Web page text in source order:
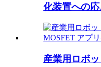
化装置への応
産業用ロボ